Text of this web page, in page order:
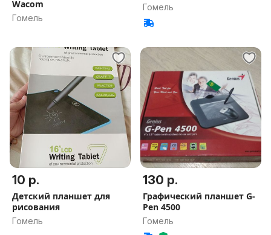
Wacom
Гомель
Гомель
10 р.
Детский планшет для
рисования
Гомель
130 р.
Графический планшет G-
Pen 4500
Гомель